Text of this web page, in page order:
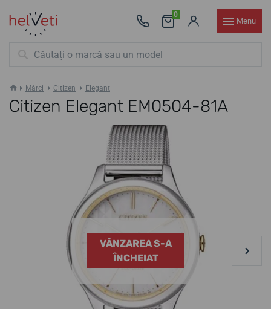
0
Menu
Mărci Citizen Elegant
Citizen Elegant EM0504-81A
VÂNZAREA S-A
ÎNCHEIAT